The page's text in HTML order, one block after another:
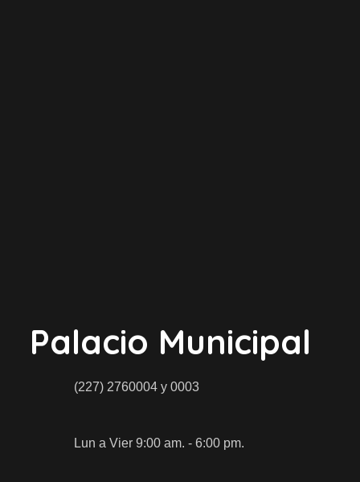
Palacio Municipal
(227) 2760004 y 0003
Lun a Vier 9:00 am. - 6:00 pm.